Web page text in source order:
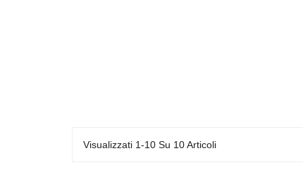
Visualizzati 1-10 Su 10 Articoli